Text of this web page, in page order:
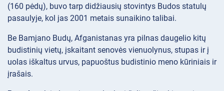
(160 pėdų), buvo tarp didžiausių stovintys Budos statulų
pasaulyje, kol jas 2001 metais sunaikino talibai.
Be Bamjano Budų, Afganistanas yra pilnas daugelio kitų
budistinių vietų, įskaitant senovės vienuolynus, stupas ir į
uolas iškaltus urvus, papuoštus budistinio meno kūriniais ir
įrašais.